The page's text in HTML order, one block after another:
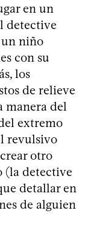
en un
detective
niño
con su
los
de relieve
manera del
extremo
revulsivo
otro
(la detective
detallar en
de alguien